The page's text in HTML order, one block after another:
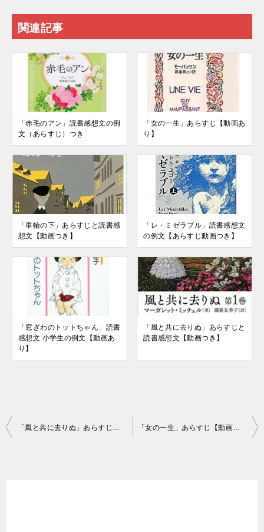
関連記事
「赤毛のアン」読書感想文の例
文（あらすじ）つき
「女の一生」あらすじ【動画あ
り】
「車輪の下」あらすじと読書感
想文【動画つき】
「レ・ミゼラブル」読書感想文
の例文【あらすじ動画つき】
「窓ぎわのトットちゃん」読書
感想文 小学生の例文【動画あ
り】
「風と共に去りぬ」あらすじと
読書感想文【動画つき】
投
稿
「風と共に去りぬ」あらすじと読書感想文【動画つき】 「女の一生」あらすじ【動画あり】